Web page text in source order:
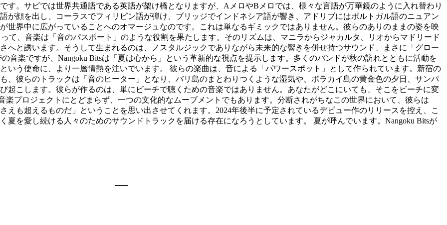
す。サビでは世界共通語である英語が架け橋となりますが、AメロやBメロでは、様々な言語が万華鏡のように入れ替わり
が顔を出し、コーラスでフィリピン語が弾け、ブリッジでインドネシア語が響き、アドリブにはポルトガル語のニュアン
世界中に広がっていることへのオマージュなのです。これは単なるギミックではありません。彼らのありのままの姿を映
て、音楽は「音のパスポート」のような役割を果たします。そのリズムは、マニラからジャカルタ、リオからマドリード
へと誘います。そうして生まれるのは、ノスタルジックでありながら未来的な響きを併せ持つサウンド、まさに「グロー
音楽ですが、Nangoku Bitsは「夏は心から」という革新的な視点を提示します。多くのバンドが秋の訪れとともに活動を
いう使命に、より一層情熱を注いでいます。 彼らの楽曲は、音による「パワースポット」として作られています。新宿の
、彼らのトラックは「音のヒーター」となり、バリ島のまとわりつくような湿気や、ボラカイ島の黄金色の夕日、サンパ
起こします。彼らが作るのは、単にビーチで聴くための音楽ではありません。あなたがどこにいても、そこをビーチに変
楽プロジェクトにとどまらず、一つの文化的なムーブメントでもあります。分断されがちなこの世界において、彼らは
えも超えるものだ」ということを思い出させてくれます。2024年後半に予定されているデビュー作のリリースを控え、こ
夏を愛し続ける人々のためのサウンドトラックを届ける存在になろうとしています。 夏が呼んでいます。Nangoku Bitsが